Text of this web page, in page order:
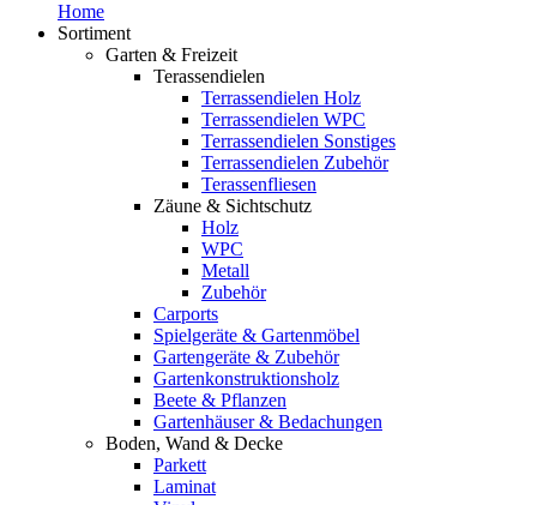
Home
Sortiment
Garten & Freizeit
Terassendielen
Terrassendielen Holz
Terrassendielen WPC
Terrassendielen Sonstiges
Terrassendielen Zubehör
Terassenfliesen
Zäune & Sichtschutz
Holz
WPC
Metall
Zubehör
Carports
Spielgeräte & Gartenmöbel
Gartengeräte & Zubehör
Gartenkonstruktionsholz
Beete & Pflanzen
Gartenhäuser & Bedachungen
Boden, Wand & Decke
Parkett
Laminat